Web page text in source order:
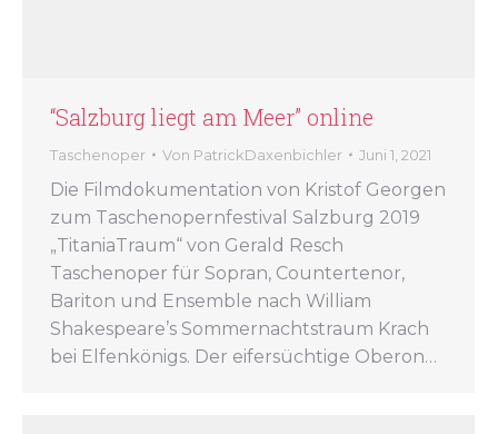
“Salzburg liegt am Meer” online
Taschenoper Von PatrickDaxenbichler Juni 1, 2021
Die Filmdokumentation von Kristof Georgen
zum Taschenopernfestival Salzburg 2019
„TitaniaTraum“ von Gerald Resch
Taschenoper für Sopran, Countertenor,
Bariton und Ensemble nach William
Shakespeare’s Sommernachtstraum Krach
bei Elfenkönigs. Der eifersüchtige Oberon…